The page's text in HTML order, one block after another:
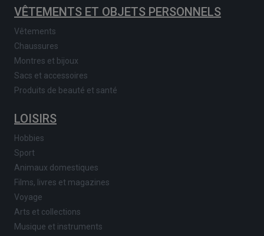
VÊTEMENTS ET OBJETS PERSONNELS
Vêtements
Chaussures
Montres et bijoux
Sacs et accessoires
Produits de beauté et santé
LOISIRS
Hobbies
Sport
Animaux domestiques
Films, livres et magazines
Voyage
Arts et collections
Musique et instruments